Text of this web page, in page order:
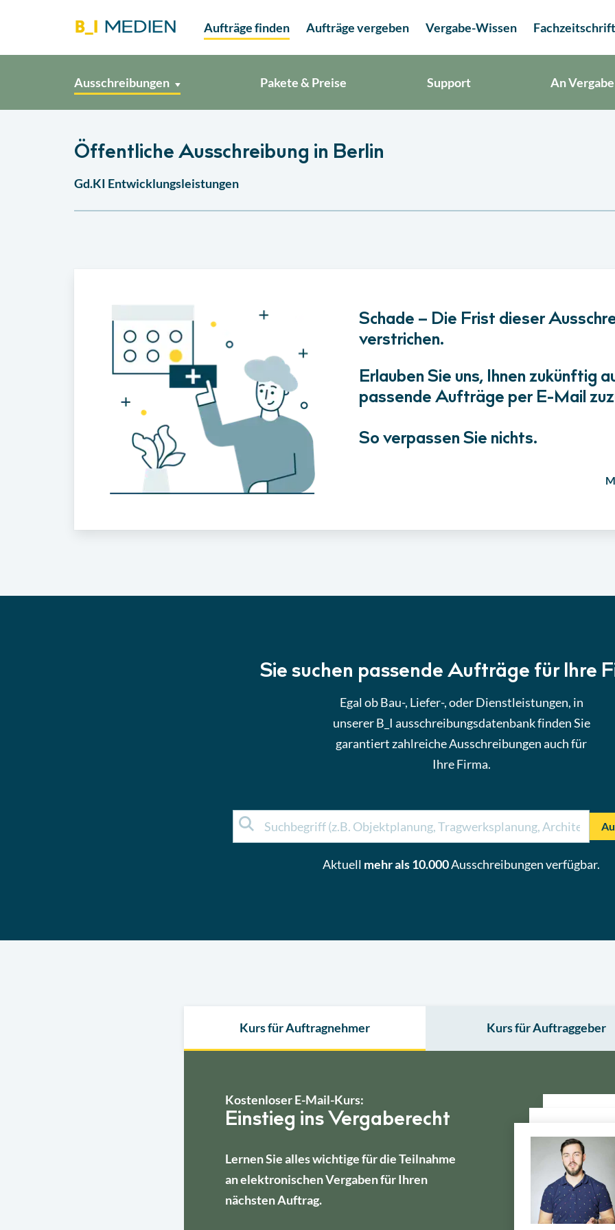
Aufträge finden Aufträge vergeben Vergabe-Wissen
Ausschreibungen Pakete & Preise Support An
Öffentliche Ausschreibung in Berlin
Gd.KI Entwicklungsleistungen
Schade – Die Frist dieser
verstrichen.
Erlauben Sie uns, Ihnen zukünftig
passende Aufträge per E-Mail
So verpassen Sie nichts.
Sie suchen passende Aufträge für Ihre
Egal ob Bau-, Liefer-, oder Dienstleistungen, in
unserer B_I ausschreibungsdatenbank finden Sie
garantiert zahlreiche Ausschreibungen auch für
Ihre Firma.
Aktuell mehr als 10.000Ausschreibungen verfügbar.
Kurs für Auftragnehmer Kurs für Auftraggeber
Kostenloser E-Mail-Kurs:
Einstieg ins Vergaberecht
Lernen Sie alles wichtige für die Teilnahme
an elektronischen Vergaben für Ihren
nächsten Auftrag.